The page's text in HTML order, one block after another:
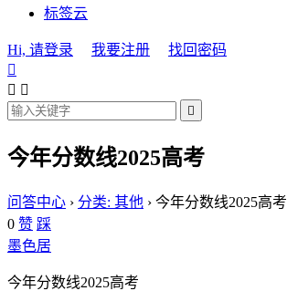
标签云
Hi, 请登录 我要注册
找回密码

 

今年分数线2025高考
问答中心 › 分类: 其他 › 今年分数线2025高考
0 赞 踩
墨色居
今年分数线2025高考